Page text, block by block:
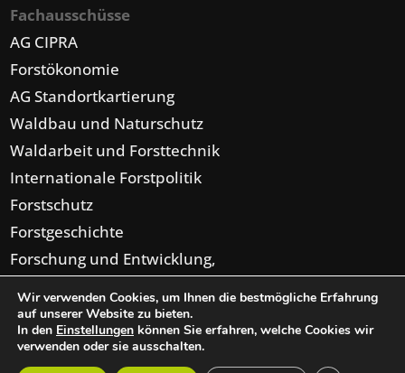
Fachausschüsse
AG CIPRA
Forstökonomie
AG Standortkartierung
Waldbau und Naturschutz
Waldarbeit und Forsttechnik
Internationale Forstpolitik
Forstschutz
Forstgeschichte
Forschung und Entwicklung,
Digitalisierung
Wir verwenden Cookies, um Ihnen die bestmögliche Erfahrung
auf unserer Website zu bieten.
In den Einstellungen können Sie erfahren, welche Cookies wir
verwenden oder sie ausschalten.